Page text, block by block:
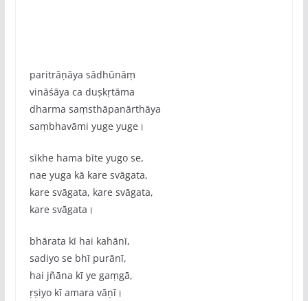
paritrāṇāya sādhūnāṃ
vināśāya ca duṣkṛtāma
dharma saṃsthāpanārthāya
saṃbhavāmi yuge yuge।
sīkhe hama bīte yugo se,
nae yuga kā kare svāgata,
kare svāgata, kare svāgata,
kare svāgata।
bhārata kī hai kahānī,
sadiyo se bhī purānī,
hai jñāna kī ye gaṃgā,
ṛṣiyo kī amara vāṇī।